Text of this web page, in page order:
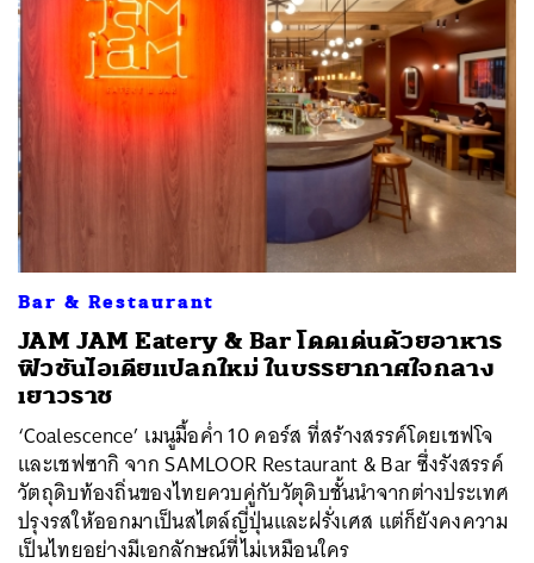
Bar & Restaurant
JAM JAM Eatery & Bar โดดเด่นด้วยอาหาร
ฟิวชันไอเดียแปลกใหม่ ในบรรยากาศใจกลาง
เยาวราช
‘Coalescence’ เมนูมื้อค่ำ 10 คอร์ส ที่สร้างสรรค์โดยเชฟโจ
และเชฟซากิ จาก SAMLOOR Restaurant & Bar ซึ่งรังสรรค์
วัตถุดิบท้องถิ่นของไทยควบคู่กับวัตุดิบชั้นนำจากต่างประเทศ
ปรุงรสให้ออกมาเป็นสไตล์ญี่ปุ่นและฝรั่งเศส แต่ก็ยังคงความ
เป็นไทยอย่างมีเอกลักษณ์ที่ไม่เหมือนใคร